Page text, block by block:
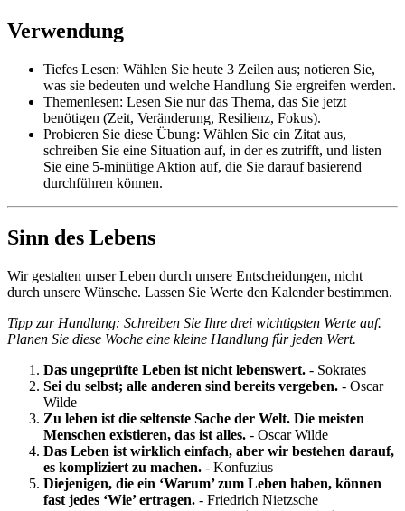
Verwendung
Tiefes Lesen: Wählen Sie heute 3 Zeilen aus; notieren Sie,
was sie bedeuten und welche Handlung Sie ergreifen werden.
Themenlesen: Lesen Sie nur das Thema, das Sie jetzt
benötigen (Zeit, Veränderung, Resilienz, Fokus).
Probieren Sie diese Übung: Wählen Sie ein Zitat aus,
schreiben Sie eine Situation auf, in der es zutrifft, und listen
Sie eine 5-minütige Aktion auf, die Sie darauf basierend
durchführen können.
Sinn des Lebens
Wir gestalten unser Leben durch unsere Entscheidungen, nicht
durch unsere Wünsche. Lassen Sie Werte den Kalender bestimmen.
Tipp zur Handlung: Schreiben Sie Ihre drei wichtigsten Werte auf.
Planen Sie diese Woche eine kleine Handlung für jeden Wert.
Das ungeprüfte Leben ist nicht lebenswert. - Sokrates
Sei du selbst; alle anderen sind bereits vergeben. - Oscar
Wilde
Zu leben ist die seltenste Sache der Welt. Die meisten
Menschen existieren, das ist alles. - Oscar Wilde
Das Leben ist wirklich einfach, aber wir bestehen darauf,
es kompliziert zu machen. - Konfuzius
Diejenigen, die ein ‘Warum’ zum Leben haben, können
fast jedes ‘Wie’ ertragen. - Friedrich Nietzsche